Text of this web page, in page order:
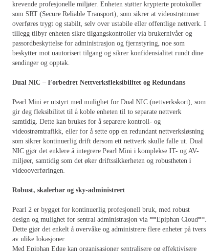
krevende profesjonelle miljøer. Enheten støtter krypterte protokoller
som SRT (Secure Reliable Transport), som sikrer at videostrømmer
overføres trygt og stabilt, selv over ustabile eller offentlige nettverk. I
tillegg tilbyr enheten sikre tilgangskontroller via brukernivåer og
passordbeskyttelse for administrasjon og fjernstyring, noe som
beskytter mot uautorisert tilgang og sikrer konfidensialitet rundt dine
sendinger og opptak.
Dual NIC – Forbedret Nettverksfleksibilitet og Redundans
Pearl Mini er utstyrt med mulighet for Dual NIC (nettverkskort), som
gir deg fleksibilitet til å koble enheten til to separate nettverk
samtidig. Dette kan brukes for å separere kontroll- og
videostrømtrafikk, eller for å sette opp en redundant nettverksløsning
som sikrer kontinuerlig drift dersom ett nettverk skulle falle ut. Dual
NIC gjør det enklere å integrere Pearl Mini i komplekse IT- og AV-
miljøer, samtidig som det øker driftssikkerheten og robustheten i
videooverføringen.
Robust, skalerbar og sky-administrert
Pearl 2 er bygget for kontinuerlig profesjonell bruk, med robust
design og mulighet for sentral administrasjon via **Epiphan Cloud**.
Dette gjør det enkelt å overvåke og administrere flere enheter på tvers
av ulike lokasjoner.
Med Epiphan Edge kan organisasjoner sentralisere og effektivisere